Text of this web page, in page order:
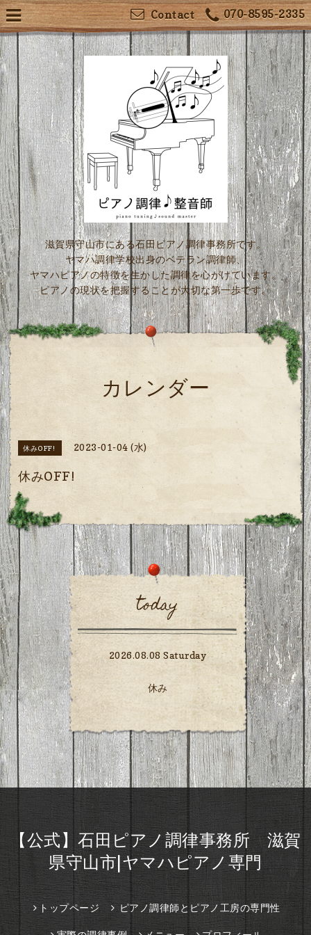
070-8595-2335
Contact
滋賀県守山市にある石田ピアノ調律事務所です。
ヤマハ調律学校出身のベテラン調律師、
ヤマハピアノの特徴を生かした調律を心がけています。
ピアノの現状を把握することが大切な第一歩です。
カレンダー
休みOFF! 2023-01-04 (水)
休みOFF!
today
2026.08.08 Saturday
休み
【公式】石田ピアノ調律事務所 滋賀
県守山市|ヤマハピアノ専門
トップページ ピアノ調律師とピアノ工房の専門性